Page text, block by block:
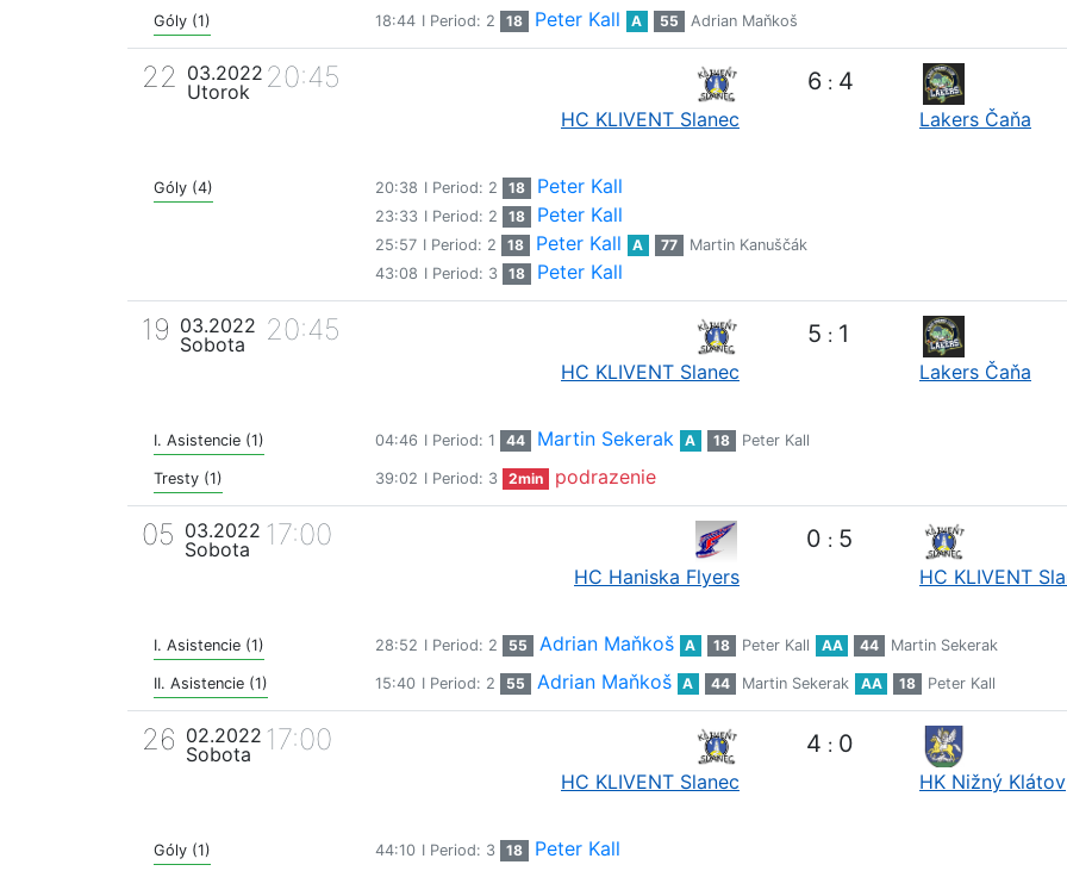
Góly (1) 18:44 I Period: 2 18 Peter Kall A 55 Adrian Maňkoš
22 03.2022
Utorok
20:45
HC KLIVENT Slanec
6 : 4
Lakers Čaňa
Góly (4) 20:38 I Period: 2 18 Peter Kall
23:33 I Period: 2 18 Peter Kall
25:57 I Period: 2 18 Peter Kall A 77
Martin Kanuščák
43:08 I Period: 3 18 Peter Kall
19 03.2022
Sobota
20:45
HC KLIVENT Slanec
5 : 1
Lakers Čaňa
I. Asistencie (1) 04:46 I Period: 1 44 Martin Sekerak A 18 Peter Kall
Tresty (1) 39:02 I Period: 3 2min podrazenie
05 03.2022
Sobota
17:00
HC Haniska Flyers
0 : 5
HC KLIVENT
I. Asistencie (1) 28:52 I Period: 2 55 Adrian Maňkoš A 18 Peter Kall AA 44 Martin Sekerak
II. Asistencie (1) 15:40 I Period: 2 55 Adrian Maňkoš A 44 Martin Sekerak AA 18 Peter Kall
26 02.2022
Sobota
17:00
HC KLIVENT Slanec
4 : 0
HK Nižný Klátov
Góly (1) 44:10 I Period: 3 18 Peter Kall